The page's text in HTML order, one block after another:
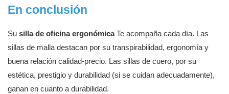
En conclusión
Su silla de oficina ergonómicaTe acompaña cada día. Las
sillas de malla destacan por su transpirabilidad, ergonomía y
buena relación calidad-precio. Las sillas de cuero, por su
estética, prestigio y durabilidad (si se cuidan adecuadamente),
ganan en cuanto a durabilidad.